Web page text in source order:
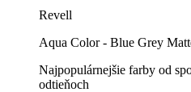
Revell
Aqua Color - Blue Grey
Najpopulárnejšie farby od
odtieňoch